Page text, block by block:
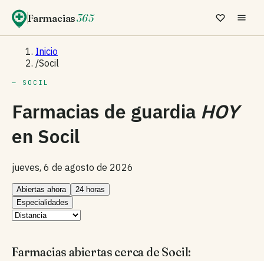
Farmacias365
Inicio
/Socil
— SOCIL
Farmacias de guardia HOY
en Socil
jueves, 6 de agosto de 2026
Abiertas ahora
24 horas
Especialidades
Farmacias abiertas cerca de Socil: